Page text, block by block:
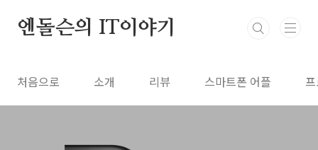
엔돌슨의 IT이야기
처음으로 소개 리뷰 스마트폰 어플